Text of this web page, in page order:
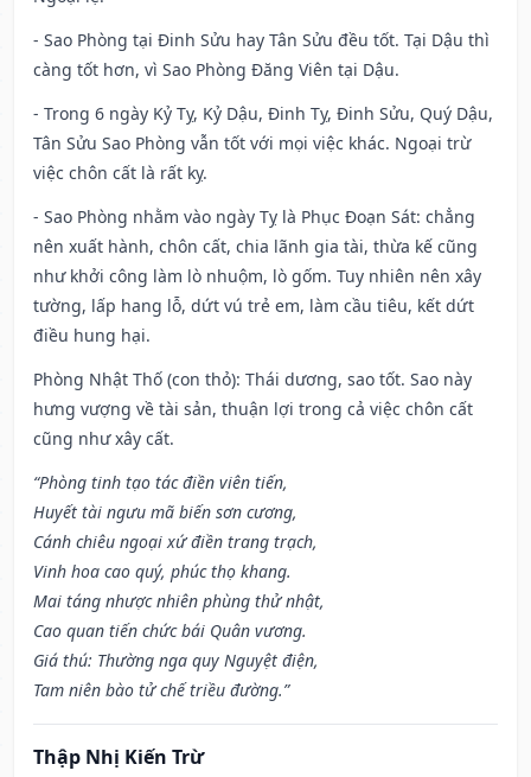
- Sao Phòng tại Đinh Sửu hay Tân Sửu đều tốt. Tại Dậu thì
càng tốt hơn, vì Sao Phòng Đăng Viên tại Dậu.
- Trong 6 ngày Kỷ Tỵ, Kỷ Dậu, Đinh Tỵ, Đinh Sửu, Quý Dậu,
Tân Sửu Sao Phòng vẫn tốt với mọi việc khác. Ngoại trừ
việc chôn cất là rất kỵ.
- Sao Phòng nhằm vào ngày Tỵ là Phục Đoạn Sát: chẳng
nên xuất hành, chôn cất, chia lãnh gia tài, thừa kế cũng
như khởi công làm lò nhuộm, lò gốm. Tuy nhiên nên xây
tường, lấp hang lỗ, dứt vú trẻ em, làm cầu tiêu, kết dứt
điều hung hại.
Phòng Nhật Thố (con thỏ): Thái dương, sao tốt. Sao này
hưng vượng về tài sản, thuận lợi trong cả việc chôn cất
cũng như xây cất.
“Phòng tinh tạo tác điền viên tiến,
Huyết tài ngưu mã biến sơn cương,
Cánh chiêu ngoại xứ điền trang trạch,
Vinh hoa cao quý, phúc thọ khang.
Mai táng nhược nhiên phùng thử nhật,
Cao quan tiến chức bái Quân vương.
Giá thú: Thường nga quy Nguyệt điện,
Tam niên bào tử chế triều đường.”
Thập Nhị Kiến Trừ